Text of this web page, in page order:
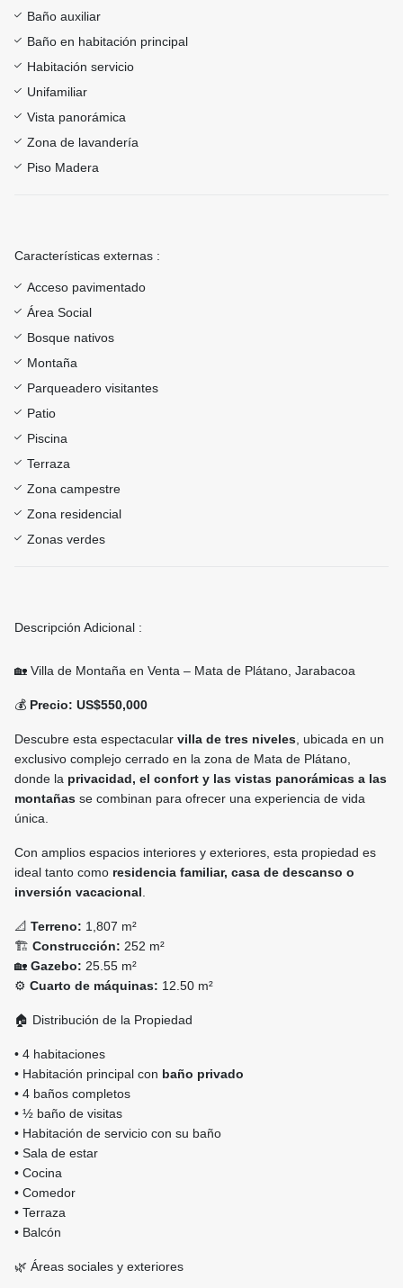
Baño auxiliar
Baño en habitación principal
Habitación servicio
Unifamiliar
Vista panorámica
Zona de lavandería
Piso Madera
Características externas :
Acceso pavimentado
Área Social
Bosque nativos
Montaña
Parqueadero visitantes
Patio
Piscina
Terraza
Zona campestre
Zona residencial
Zonas verdes
Descripción Adicional :
🏡 Villa de Montaña en Venta – Mata de Plátano, Jarabacoa
💰 Precio: US$550,000
Descubre esta espectacular villa de tres niveles , ubicada en un
exclusivo complejo cerrado en la zona de Mata de Plátano,
donde la privacidad, el confort y las vistas panorámicas a las
montañas se combinan para ofrecer una experiencia de vida
única.
Con amplios espacios interiores y exteriores, esta propiedad es
ideal tanto como residencia familiar, casa de descanso o
inversión vacacional
📐 Terreno: 1,807 m²
🏗 Construcción: 252 m²
🏡 Gazebo: 25.55 m²
⚙️ Cuarto de máquinas: 12.50 m²
🏠 Distribución de la Propiedad
• 4 habitaciones
• Habitación principal con baño privado
• 4 baños completos
• ½ baño de visitas
• Habitación de servicio con su baño
• Sala de estar
• Cocina
• Comedor
• Terraza
• Balcón
🌿 Áreas sociales y exteriores